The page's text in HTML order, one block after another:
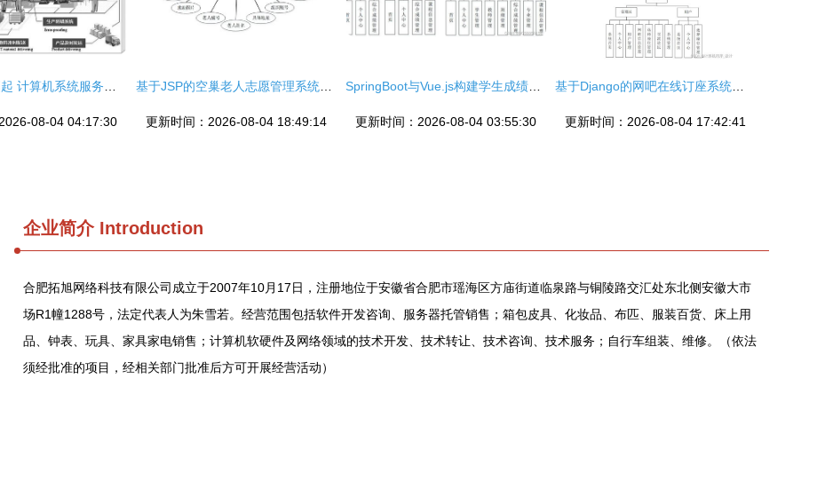
08-04 04:17:30 更新时间：2026-08-04 18:49:14 更新时间：2026-08-04 03:55:30 更新时间：2026-08-04 17:42:41
企业简介Introduction
合肥拓旭网络科技有限公司成立于2007年10月17日，注册地位于安徽省合肥市瑶海区方庙街道临泉路与铜陵路交汇处东北侧安徽大市
场R1幢1288号，法定代表人为朱雪若。经营范围包括软件开发咨询、服务器托管销售；箱包皮具、化妆品、布匹、服装百货、床上用
品、钟表、玩具、家具家电销售；计算机软硬件及网络领域的技术开发、技术转让、技术咨询、技术服务；自行车组装、维修。（依法
须经批准的项目，经相关部门批准后方可开展经营活动）